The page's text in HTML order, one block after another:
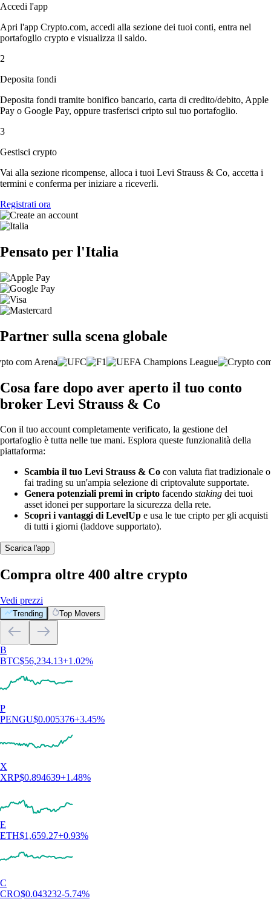
Accedi l'app
Apri l'app Crypto.com, accedi alla sezione dei tuoi conti, entra nel
portafoglio crypto e visualizza il saldo.
2
Deposita fondi
Deposita fondi tramite bonifico bancario, carta di credito/debito, Apple
Pay o Google Pay, oppure trasferisci cripto sul tuo portafoglio.
3
Gestisci crypto
Vai alla sezione ricompense, alloca i tuoi Levi Strauss & Co, accetta i
termini e conferma per iniziare a riceverli.
Registrati ora
Pensato per l'Italia
Partner sulla scena globale
Cosa fare dopo aver aperto il tuo conto
broker Levi Strauss & Co
Con il tuo account completamente verificato, la gestione del
portafoglio è tutta nelle tue mani. Esplora queste funzionalità della
piattaforma:
Scambia il tuo Levi Strauss & Co con valuta fiat tradizionale o
fai trading su un'ampia selezione di criptovalute supportate.
Genera potenziali premi in cripto facendo staking dei tuoi
asset idonei per supportare la sicurezza della rete.
Scopri i vantaggi di LevelUp e usa le tue cripto per gli acquisti
di tutti i giorni (laddove supportato).
Scarica l'app
Compra oltre 400 altre crypto
Vedi prezzi
Trending Top Movers
Cosa diconi i nostri clienti
4.7
4.5
660k Reviews